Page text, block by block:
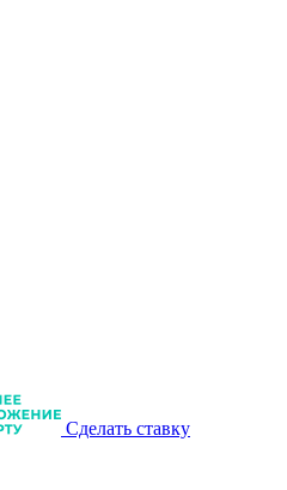
Сделать ставку